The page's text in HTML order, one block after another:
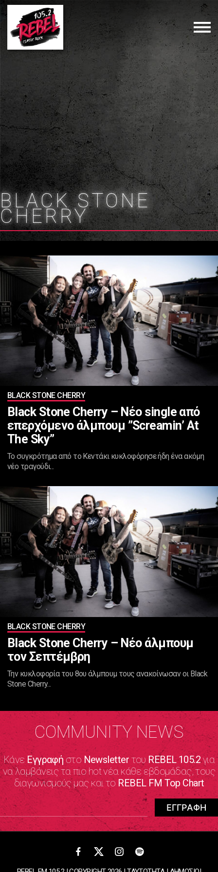
BLACK STONE
CHERRY
BLACK STONE CHERRY
Black Stone Cherry – Νέο single από
επερχόμενο άλμπουμ ”Screamin’ At
The Sky”
To συγκρότημα από το Κεντάκι κυκλοφόρησε ήδη ένα ακόμη
νέο τραγούδι...
BLACK STONE CHERRY
Black Stone Cherry – Νέο άλμπουμ
τον Σεπτέμβρη
Την κυκλοφορία του 8ου άλμπουμ τους ανακοίνωσαν οι Black
Stone Cherry...
COMMUNITY NEWS
Κάνε Εγγραφήστο NewsletterτουREBEL 105.2για
να λαμβάνεις τα πιο hot νέα κάθε εβδομάδας, τους
διαγωνισμούς μας και το REBEL FM Top Chart